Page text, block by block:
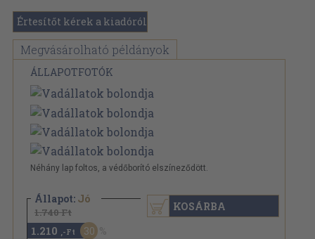
Értesítőt kérek a kiadóról
Megvásárolható példányok
ÁLLAPOTFOTÓK
Néhány lap foltos, a védőborító elszíneződött.
Állapot: Jó
1.740 Ft
1.210 ,-Ft 30
KOSÁRBA